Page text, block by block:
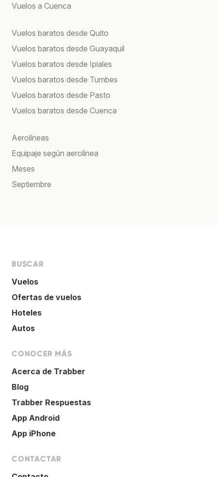
Vuelos a Cuenca
Vuelos baratos desde Quito
Vuelos baratos desde Guayaquil
Vuelos baratos desde Ipiales
Vuelos baratos desde Tumbes
Vuelos baratos desde Pasto
Vuelos baratos desde Cuenca
Aerolíneas
Equipaje según aerolínea
Meses
Septiembre
BUSCAR
Vuelos
Ofertas de vuelos
Hoteles
Autos
CONOCER MÁS
Acerca de Trabber
Blog
Trabber Respuestas
App Android
App iPhone
CONTACTAR